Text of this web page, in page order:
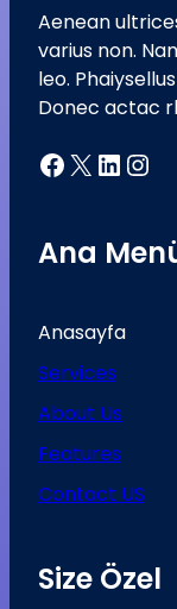
Aenean
varius non.
leo.
Donec actac
Facebook X LinkedIn Instagram
Ana
Anasayfa
Services
About Us
Features
Contact US
Size Özel